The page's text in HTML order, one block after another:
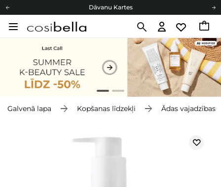
Dāvanu Kartes
Cosibella lojalitātes programma
Galvenā lapa Kopšanas līdzekļi Ādas vajadzības